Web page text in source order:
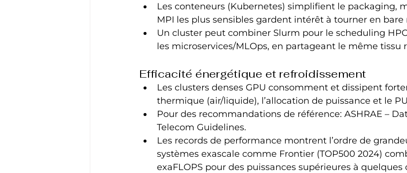
Les conteneurs (Kubernetes) simplifient le packaging,
MPI les plus sensibles gardent intérêt à tourner en bare
Un cluster peut combiner Slurm pour le scheduling
les microservices/MLOps, en partageant le même tissu
Efficacité énergétique et refroidissement
Les clusters denses GPU consomment et dissipent
thermique (air/liquide), l’allocation de puissance et le
Pour des recommandations de référence: ASHRAE –
Telecom Guidelines.
Les records de performance montrent l’ordre de
systèmes exascale comme Frontier (TOP500 2024)
exaFLOPS pour des puissances supérieures à quelques